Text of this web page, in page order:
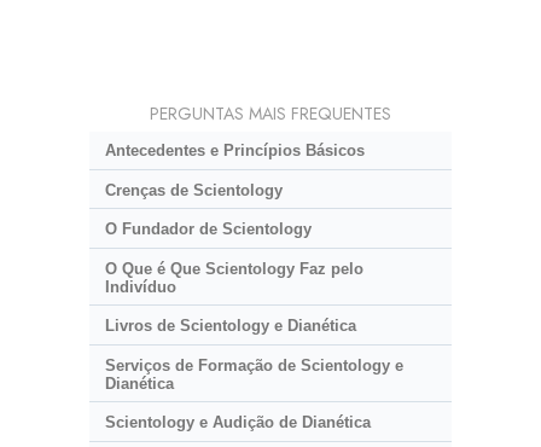
PERGUNTAS MAIS FREQUENTES
Antecedentes e Princípios Básicos
Crenças de Scientology
O Fundador de Scientology
O Que é Que Scientology Faz pelo
Indivíduo
Livros de Scientology e Dianética
Serviços de Formação de Scientology e
Dianética
Scientology e Audição de Dianética